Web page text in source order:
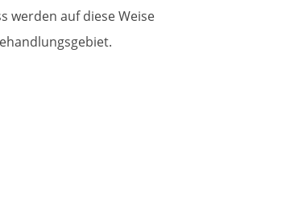
werden auf diese Weise